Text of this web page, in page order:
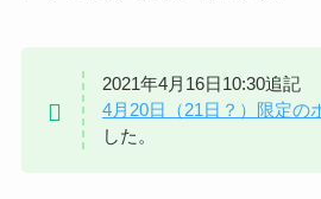
2021年4月16日10:30追記
4月20日（21日？）限定の
した。